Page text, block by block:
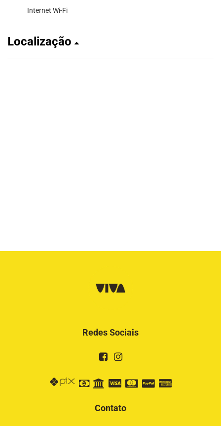
Internet Wi-Fi
Localização
Redes Sociais
Contato